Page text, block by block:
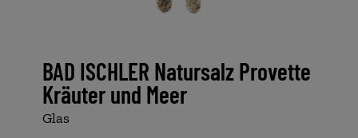
BAD ISCHLER Natursalz Provette
Kräuter und Meer
Glas